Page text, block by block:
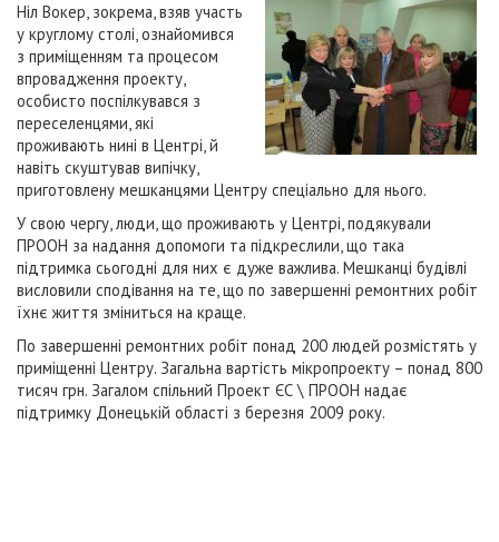
Ніл Вокер, зокрема, взяв участь
у круглому столі, ознайомився
з приміщенням та процесом
впровадження проекту,
особисто поспілкувався з
переселенцями, які
проживають нині в Центрі, й
навіть скуштував випічку,
приготовлену мешканцями Центру спеціально для нього.
У свою чергу, люди, що проживають у Центрі, подякували
ПРООН за надання допомоги та підкреслили, що така
підтримка сьогодні для них є дуже важлива. Мешканці будівлі
висловили сподівання на те, що по завершенні ремонтних робіт
їхнє життя зміниться на краще.
По завершенні ремонтних робіт понад 200 людей розмістять у
приміщенні Центру. Загальна вартість мікропроекту – понад 800
тисяч грн. Загалом спільний Проект ЄС \ ПРООН надає
підтримку Донецькій області з березня 2009 року.